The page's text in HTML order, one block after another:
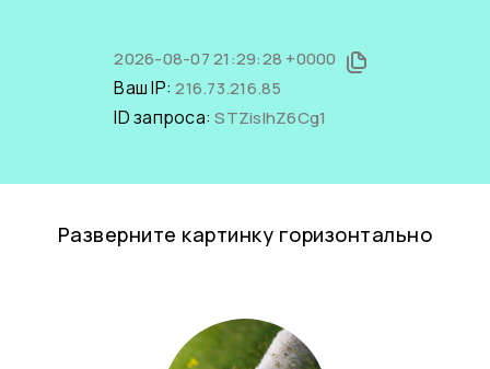
2026-08-07 21:29:28 +0000
Ваш IP:216.73.216.85
ID запроса:STZislhZ6Cg1
Разверните картинку горизонтально